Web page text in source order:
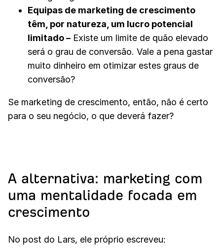
Equipas de marketing de crescimento
têm, por natureza, um lucro potencial
limitado– Existe um limite de quão elevado
será o grau de conversão. Vale a pena gastar
muito dinheiro em otimizar estes graus de
conversão?
Se marketing de crescimento, então, não é certo
para o seu negócio, o que deverá fazer?
A alternativa: marketing com
uma mentalidade focada em
crescimento
No post do Lars, ele próprio escreveu: